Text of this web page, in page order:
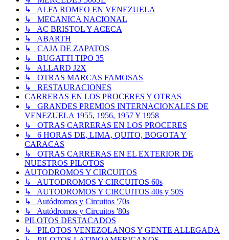
↳ ALFA ROMEO EN VENEZUELA
↳ MECANICA NACIONAL
↳ AC BRISTOL Y ACECA
↳ ABARTH
↳ CAJA DE ZAPATOS
↳ BUGATTI TIPO 35
↳ ALLARD J2X
↳ OTRAS MARCAS FAMOSAS
↳ RESTAURACIONES
CARRERAS EN LOS PROCERES Y OTRAS
↳ GRANDES PREMIOS INTERNACIONALES DE
VENEZUELA 1955, 1956, 1957 Y 1958
↳ OTRAS CARRERAS EN LOS PROCERES
↳ 6 HORAS DE, LIMA, QUITO, BOGOTA Y
CARACAS
↳ OTRAS CARRERAS EN EL EXTERIOR DE
NUESTROS PILOTOS
AUTODROMOS Y CIRCUITOS
↳ AUTODROMOS Y CIRCUITOS 60s
↳ AUTODROMOS Y CIRCUITOS 40s y 50S
↳ Autódromos y Circuitos '70s
↳ Autódromos y Circuitos '80s
PILOTOS DESTACADOS
↳ PILOTOS VENEZOLANOS Y GENTE ALLEGADA